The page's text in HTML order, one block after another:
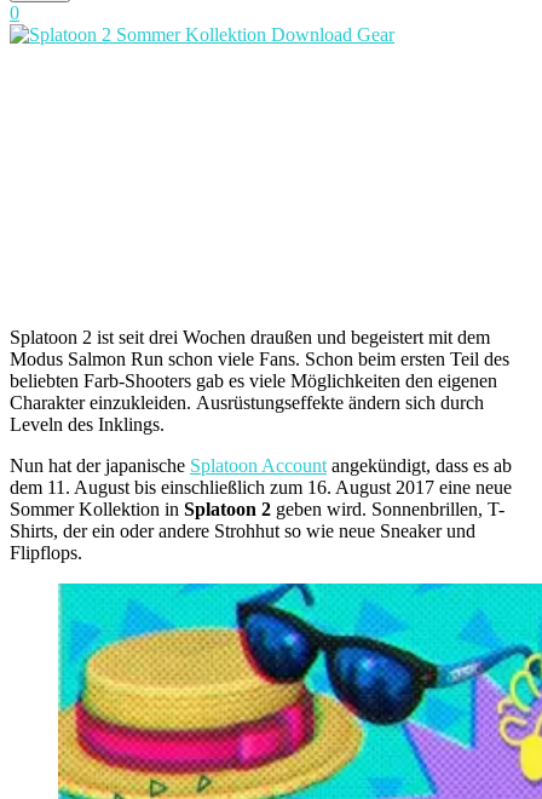
0
Splatoon 2 ist seit drei Wochen draußen und begeistert mit dem
Modus Salmon Run schon viele Fans. Schon beim ersten Teil des
beliebten Farb-Shooters gab es viele Möglichkeiten den eigenen
Charakter einzukleiden. Ausrüstungseffekte ändern sich durch
Leveln des Inklings.
Nun hat der japanische Splatoon Account angekündigt, dass es ab
dem 11. August bis einschließlich zum 16. August 2017 eine neue
Sommer Kollektion in Splatoon 2 geben wird. Sonnenbrillen, T-
Shirts, der ein oder andere Strohhut so wie neue Sneaker und
Flipflops.